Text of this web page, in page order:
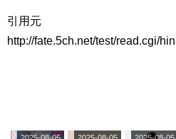
引用元
http://fate.5ch.net/test/read.cgi/